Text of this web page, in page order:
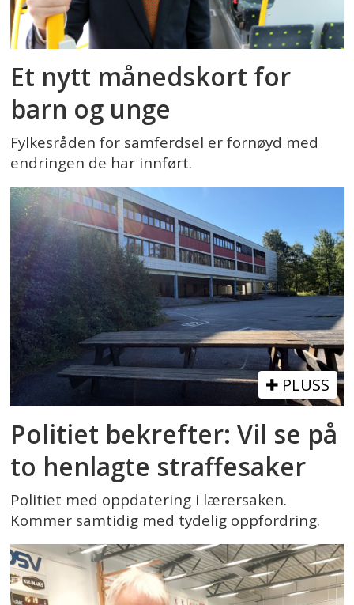
Et nytt månedskort for
barn og unge
Fylkesråden for samferdsel er fornøyd med
endringen de har innført.
PLUSS
Politiet bekrefter: Vil se på
to henlagte straffesaker
Politiet med oppdatering i lærersaken.
Kommer samtidig med tydelig oppfordring.